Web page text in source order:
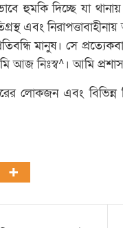
হুমকি দিচ্ছে যা
এবং
মানুষ। সে
আজ নিঃস্ব^। আমি
লোকজন এবং বিভিন্ন